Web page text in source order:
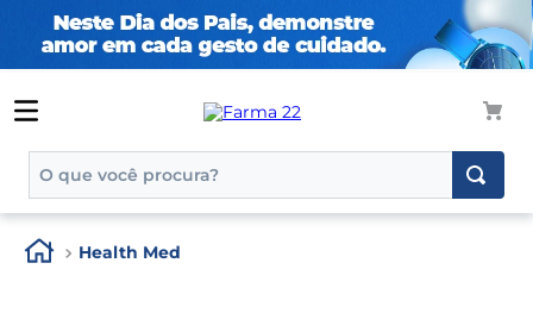
TERMOS MAIS BUSCADOS
1º
tadalafila
Health Med